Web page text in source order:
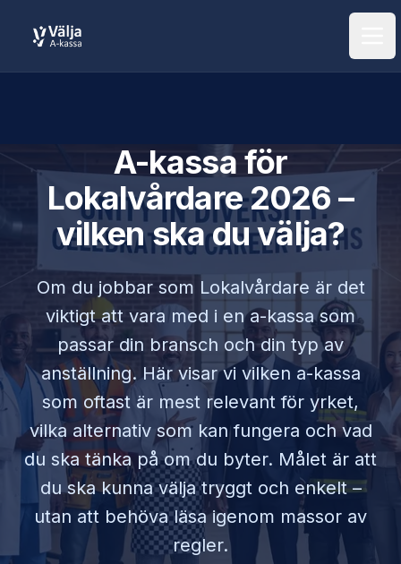
A-kassa för
Lokalvårdare2026 –
vilken ska du välja?
Om du jobbar som Lokalvårdare är det
viktigt att vara med i en a-kassa som
passar din bransch och din typ av
anställning. Här visar vi vilken a-kassa
som oftast är mest relevant för yrket,
vilka alternativ som kan fungera och vad
du ska tänka på om du byter. Målet är att
du ska kunna välja tryggt och enkelt –
utan att behöva läsa igenom massor av
regler.